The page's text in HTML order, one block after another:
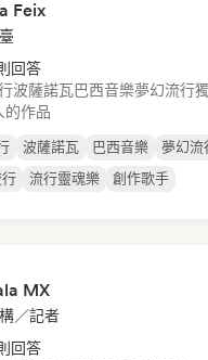
Feix
回答
波薩諾瓦巴西音樂夢幻流行
的作品
波薩諾瓦 巴西音樂
夢幻流
流行靈魂樂 創作歌手
MX
／記者
回答